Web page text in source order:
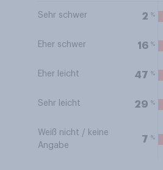
Sehr schwer 2 %
Eher schwer 16 %
Eher leicht 47 %
Sehr leicht 29 %
Weiß nicht / keine
Angabe
7 %